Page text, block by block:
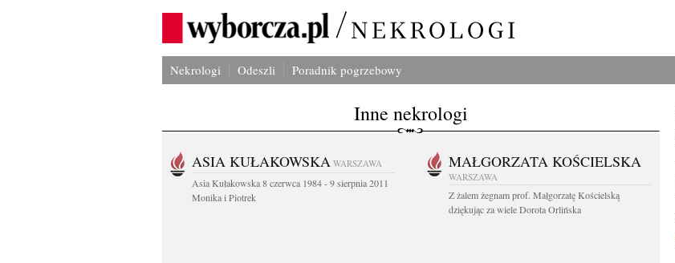
Nekrologi Odeszli Poradnik pogrzebowy
Inne nekrologi
ASIA KUŁAKOWSKA WARSZAWA
Asia Kułakowska 8 czerwca 1984 - 9 sierpnia 2011
Monika i Piotrek
MAŁGORZATA KOŚCIELSKA
WARSZAWA
Z żalem żegnam prof. Małgorzatę Kościelską
dziękując za wiele Dorota Orlińska